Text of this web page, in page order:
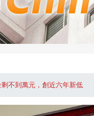
不到萬元，創近六年新低